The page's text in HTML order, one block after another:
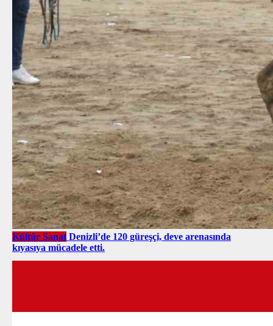
Kültür Sanat Denizli’de 120 güreşçi, deve arenasında
kıyasıya mücadele etti.